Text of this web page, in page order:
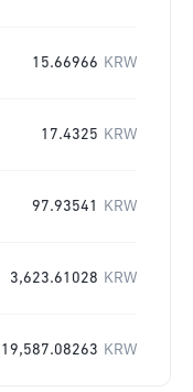
15.66966 KRW
17.4325 KRW
97.93541 KRW
3,623.61028 KRW
19,587.08263 KRW